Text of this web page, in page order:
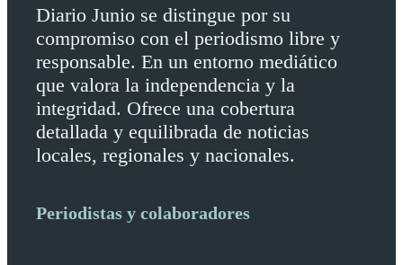
Diario Junio se distingue por su
compromiso con el periodismo libre y
responsable. En un entorno mediático
que valora la independencia y la
integridad. Ofrece una cobertura
detallada y equilibrada de noticias
locales, regionales y nacionales.
Periodistas y colaboradores